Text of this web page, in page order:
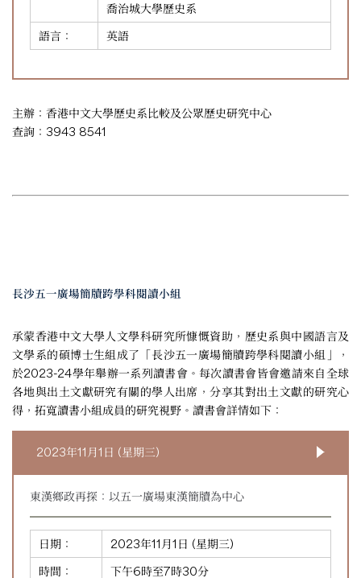
喬治城大學歷史系
語言：
英語
主辦：香港中文大學歷史系比較及公眾歷史研究中心
查詢：3943 8541
長沙五一廣場簡牘跨學科閱讀小組
承蒙香港中文大學人文學科研究所慷慨資助，歷史系與中國語言及
文學系的碩博士生組成了「長沙五一廣場簡牘跨學科閱讀小組」，
於2023-24學年舉辦一系列讀書會。每次讀書會皆會邀請來自全球
各地與出土文獻研究有關的學人出席，分享其對出土文獻的研究心
得，拓寬讀書小組成員的研究視野。讀書會詳情如下：
2023年11月1日 (星期三)
東漢鄉政再探：以五一廣場東漢簡牘為中心
日期：
2023年11月1日 (星期三)
時間：
下午6時至7時30分